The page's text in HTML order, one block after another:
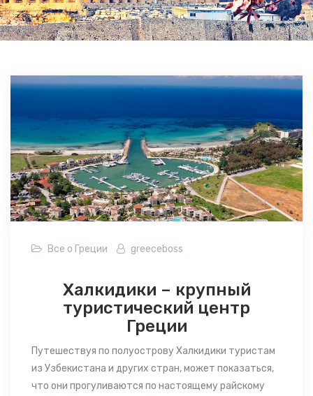
Все о Греции greeceboss
Халкидики – крупный
туристический центр
Греции
Путешествуя по полуострову Халкидики туристам
из Узбекистана и других стран, может показаться,
что они прогуливаются по настоящему райскому